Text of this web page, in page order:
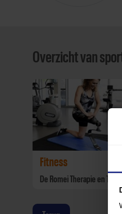
Overzicht van
Fitness
De Romei Therapie en